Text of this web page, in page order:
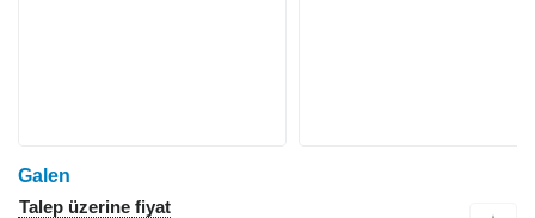
Galen
Talep üzerine fiyat